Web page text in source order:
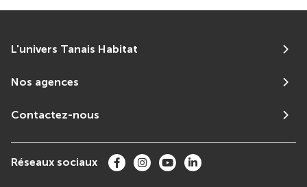
L'univers Tanais Habitat
Nos agences
Contactez-nous
Réseaux sociaux